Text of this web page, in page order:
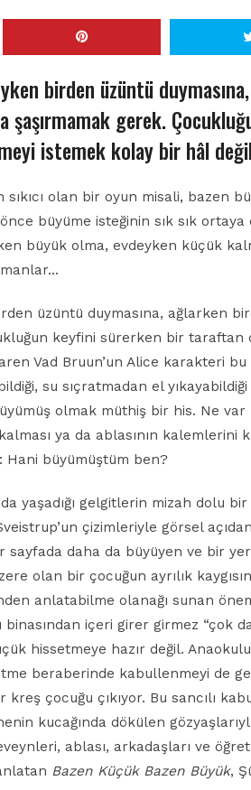
birden üzüntü
şaşırmamak gerek.
istemek kolay bir hâl
olan bir oyun misali, bazen
büyüme isteğinin sık sık ortaya
büyük olma, evdeyken küçük
üzüntü duymasına, ağlarken
keyfini sürerken bir
Vad Bruun’un Alice karakteri bu
su sıçratmadan el
olmak müthiş bir his. Ne var
ya da ablasının kalemlerini
Hani büyümüştüm ben?
yaşadığı gelgitlerin mizah dolu
çizimleriyle görsel
sayfada daha da büyüyen ve bir
olan bir çocuğun ayrılık
anlatabilme olanağı sunan
içeri girer girmez “çok
hissetmeye hazır değil.
beraberinde kabullenmeyi de
çocuğu çıkıyor. Bu sancılı
kucağında dökülen
ablası, arkadaşları ve
Bazen Küçük Bazen Büyük,